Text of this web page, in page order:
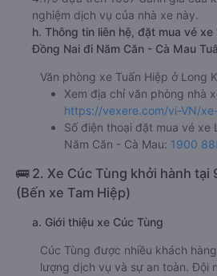
nghiệm dịch vụ của nhà xe này.
h. Thông tin liên hệ, đặt mua vé
Đồng Nai đi Năm Căn - Cà Mau
Văn phòng xe Tuấn Hiệp ở Long
Xem địa chỉ văn phòng nhà
https://vexere.com/vi-VN/
Số điện thoại đặt mua vé xe
Năm Căn - Cà Mau: 1900
🚌 2. Xe Cúc Tùng khởi hành tại
(Bến xe Tam Hiệp)
a. Giới thiệu xe Cúc Tùng
Cúc Tùng được nhiều khách
lượng dịch vụ và sự an toàn. Đội